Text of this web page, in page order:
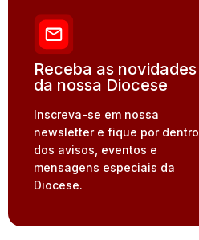
Receba as novidades
da nossa Diocese
Inscreva-se em nossa
newsletter e fique por dentro
dos avisos, eventos e
mensagens especiais da
Diocese.